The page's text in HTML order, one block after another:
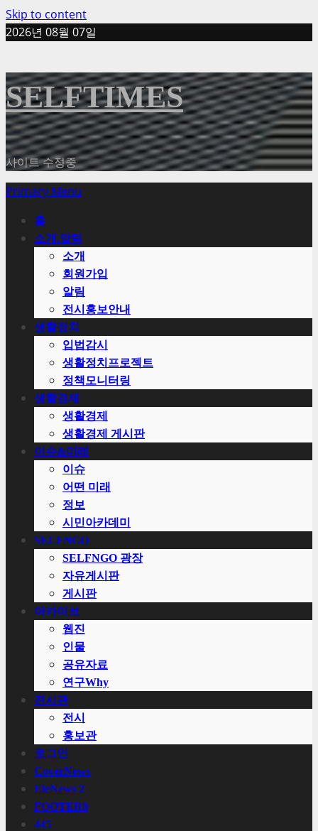
Skip to content
2026년 08월 07일
SELFTIMES
사이트 수정중
Primary Menu
홈
소개.알림
소개
회원가입
알림
전시홍보안내
생활정치
입법감시
생활정치프로젝트
정책모니터링
생활경제
생활경제
생활경제 게시판
이슈&미래
이슈
어떤 미래
정보
시민아카데미
SELFNGO
SELFNGO 광장
자유게시판
게시판
아카이브
웹진
인물
공유자료
연구Why
전시관
전시
홍보관
로그인
CoverNews
EleNews 2
FOOTER8
445